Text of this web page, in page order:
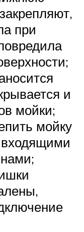
при
и
мойки;
мойку